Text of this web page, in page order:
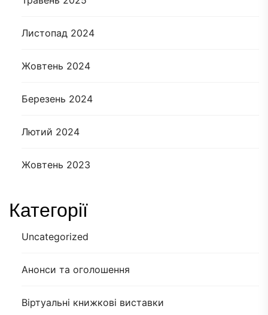
Листопад 2024
Жовтень 2024
Березень 2024
Лютий 2024
Жовтень 2023
Категорії
Uncategorized
Анонси та оголошення
Віртуальні книжкові виставки